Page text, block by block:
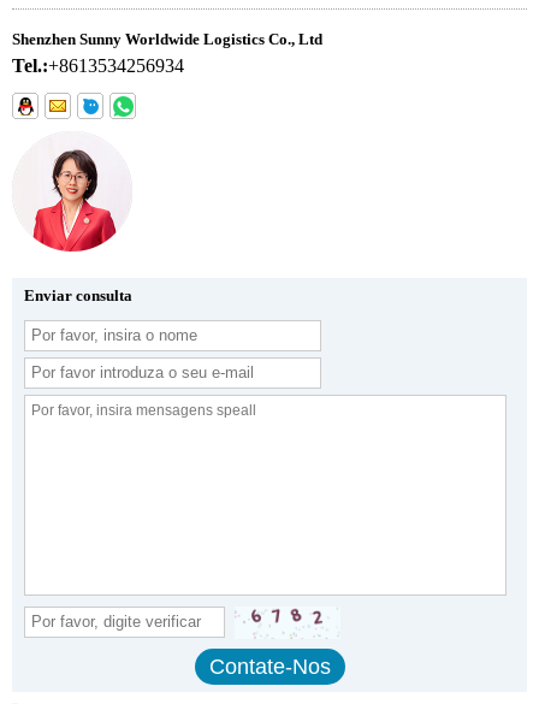
Shenzhen Sunny Worldwide Logistics Co., Ltd
Tel.:+8613534256934
Enviar consulta